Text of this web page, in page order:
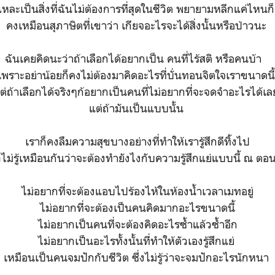
ละเป็นสิ่งที่ฉันไม่ต้องการที่สุดในชีวิต พยายามหลีกแค่ไหน
คงเหมือนสุภาษิตที่เขาว่า เกียจอะไรจะได้สิ่งนั้นหรือป่าวนะ
ฉันเคยคิดนะว่าถ้าเลือกได้อยากเป็น คนที่ไร้สติ หรือคนบ้า
พราะอย่าน้อยก็คงไม่ต้องมาคิดอะไรที่บั่นทอนจิตใจเราขนาดนี้
ถ้าเลือกได้จริงๆก้อยากเป็นคนที่ไม่อยากที่จะจดจำอะไรได้เล
แต่ถ้ามันเป็นแบบนั้น
เราก็คงลืมความสุขบางอย่างที่ทำให้เรารู้สึกดีทิ้งไป
ม่รู้เหมือนกันว่าจะต้องทำยังไงกับความรู้สึกแย่แบบนี้ ณ ตอ
ไม่อยากที่จะต้องแอบไปร้องไห้ในห้องน้ำเวลาเมทอยู่
ไม่อยากที่จะต้องเป็นคนคิดมากอะไรขนาดนี้
ไม่อยากเป็นคนที่จะต้องคิดอะไรซ้ำแล้วซ้ำอีก
ไม่อยากเป็นอะไรทั้งนั้นที่ทำให้ตัวเองรู้สึกแย่
เหมือนเป็นคนจมปักกับชีวิต ซึ่งไม่รู้ว่าจะจมปักอะไรนักหนา